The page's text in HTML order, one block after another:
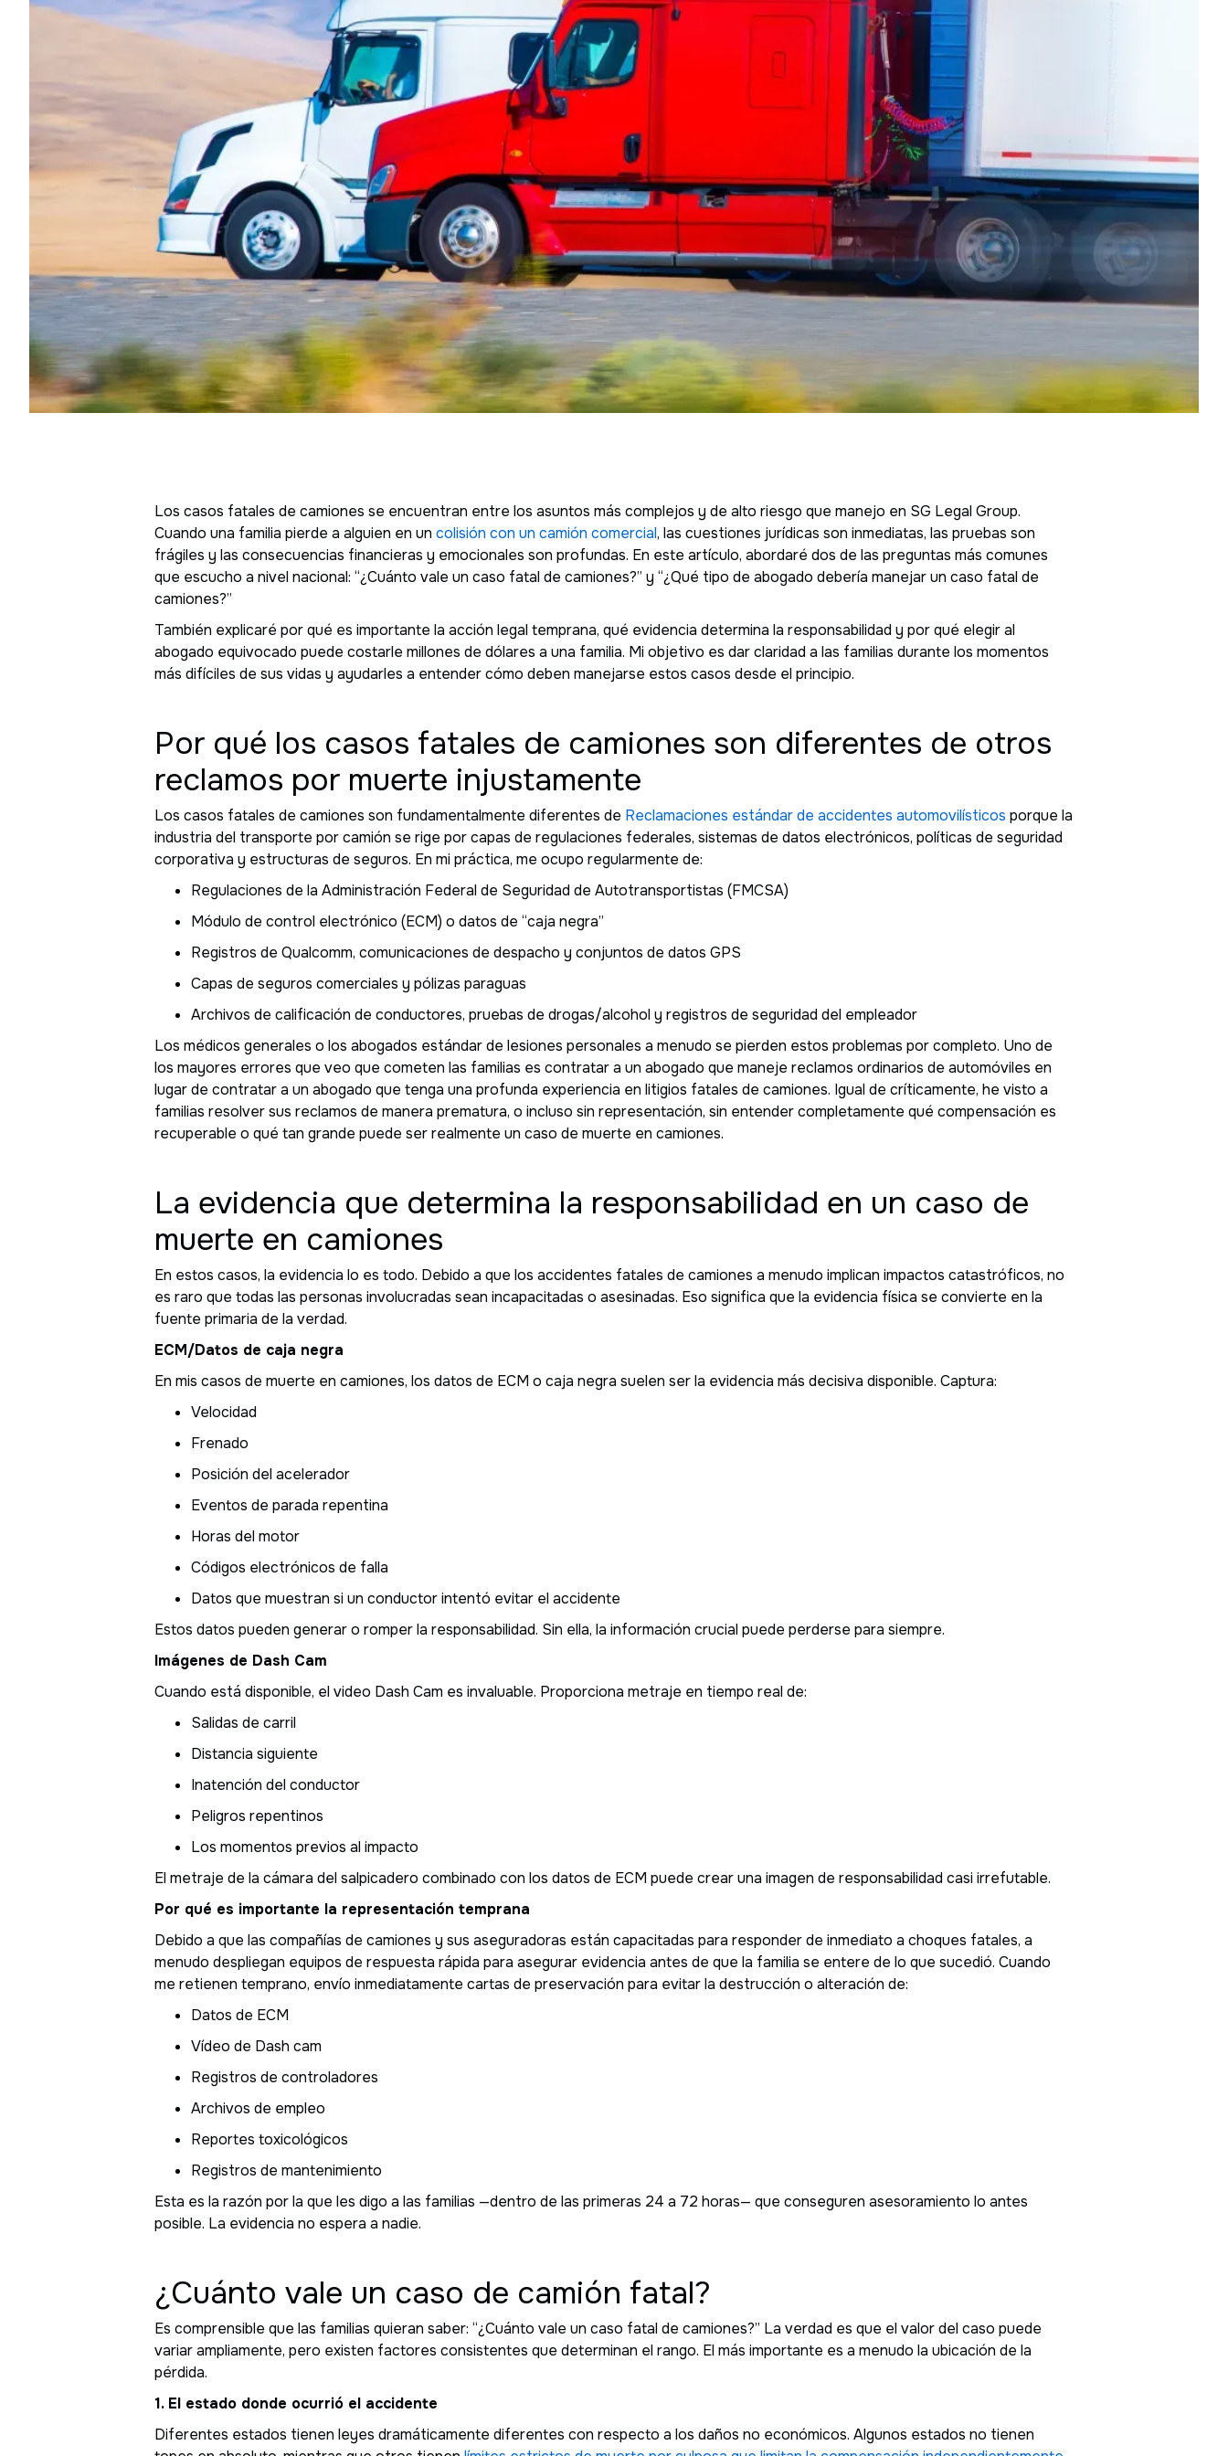
Los casos fatales de camiones se encuentran entre los asuntos más complejos y de alto riesgo que manejo en SG Legal Group.
Cuando una familia pierde a alguien en uncolisión con un camión comercial, las cuestiones jurídicas son inmediatas, las pruebas son
frágiles y las consecuencias financieras y emocionales son profundas. En este artículo, abordaré dos de las preguntas más comunes
que escucho a nivel nacional: “¿Cuánto vale un caso fatal de camiones?” y “¿Qué tipo de abogado debería manejar un caso fatal de
camiones?”
También explicaré por qué es importante la acción legal temprana, qué evidencia determina la responsabilidad y por qué elegir al
abogado equivocado puede costarle millones de dólares a una familia. Mi objetivo es dar claridad a las familias durante los momentos
más difíciles de sus vidas y ayudarles a entender cómo deben manejarse estos casos desde el principio.
Por qué los casos fatales de camiones son diferentes de otros
reclamos por muerte injustamente
Los casos fatales de camiones son fundamentalmente diferentes de Reclamaciones estándar de accidentes automovilísticos porque la
industria del transporte por camión se rige por capas de regulaciones federales, sistemas de datos electrónicos, políticas de seguridad
corporativa y estructuras de seguros. En mi práctica, me ocupo regularmente de:
Regulaciones de la Administración Federal de Seguridad de Autotransportistas (FMCSA)
Módulo de control electrónico (ECM) o datos de “caja negra”
Registros de Qualcomm, comunicaciones de despacho y conjuntos de datos GPS
Capas de seguros comerciales y pólizas paraguas
Archivos de calificación de conductores, pruebas de drogas/alcohol y registros de seguridad del empleador
Los médicos generales o los abogados estándar de lesiones personales a menudo se pierden estos problemas por completo. Uno de
los mayores errores que veo que cometen las familias es contratar a un abogado que maneje reclamos ordinarios de automóviles en
lugar de contratar a un abogado que tenga una profunda experiencia en litigios fatales de camiones. Igual de críticamente, he visto a
familias resolver sus reclamos de manera prematura, o incluso sin representación, sin entender completamente qué compensación es
recuperable o qué tan grande puede ser realmente un caso de muerte en camiones.
La evidencia que determina la responsabilidad en un caso de
muerte en camiones
En estos casos, la evidencia lo es todo. Debido a que los accidentes fatales de camiones a menudo implican impactos catastróficos, no
es raro que todas las personas involucradas sean incapacitadas o asesinadas. Eso significa que la evidencia física se convierte en la
fuente primaria de la verdad.
ECM/Datos de caja negra
En mis casos de muerte en camiones, los datos de ECM o caja negra suelen ser la evidencia más decisiva disponible. Captura:
Velocidad
Frenado
Posición del acelerador
Eventos de parada repentina
Horas del motor
Códigos electrónicos de falla
Datos que muestran si un conductor intentó evitar el accidente
Estos datos pueden generar o romper la responsabilidad. Sin ella, la información crucial puede perderse para siempre.
Imágenes de Dash Cam
Cuando está disponible, el video Dash Cam es invaluable. Proporciona metraje en tiempo real de:
Salidas de carril
Distancia siguiente
Inatención del conductor
Peligros repentinos
Los momentos previos al impacto
El metraje de la cámara del salpicadero combinado con los datos de ECM puede crear una imagen de responsabilidad casi irrefutable.
Por qué es importante la representación temprana
Debido a que las compañías de camiones y sus aseguradoras están capacitadas para responder de inmediato a choques fatales, a
menudo despliegan equipos de respuesta rápida para asegurar evidencia antes de que la familia se entere de lo que sucedió. Cuando
me retienen temprano, envío inmediatamente cartas de preservación para evitar la destrucción o alteración de:
Datos de ECM
Vídeo de Dash cam
Registros de controladores
Archivos de empleo
Reportes toxicológicos
Registros de mantenimiento
Esta es la razón por la que les digo a las familias —dentro de las primeras 24 a 72 horas— que conseguren asesoramiento lo antes
posible. La evidencia no espera a nadie.
¿Cuánto vale un caso de camión fatal?
Es comprensible que las familias quieran saber: “¿Cuánto vale un caso fatal de camiones?” La verdad es que el valor del caso puede
variar ampliamente, pero existen factores consistentes que determinan el rango. El más importante es a menudo la ubicación de la
pérdida.
1. El estado donde ocurrió el accidente
Diferentes estados tienen leyes dramáticamente diferentes con respecto a los daños no económicos. Algunos estados no tienen